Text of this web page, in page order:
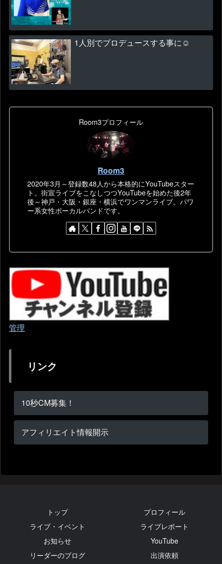
1人別でプロデュースする事に☺
Room3プロフィール
Room3
2020年3月～登録数48人から本格的にYouTubeスター
ト。街宣ライブをこなしつつYouTubeを始めた後2年
後～神戸・大阪・銀座・横浜でワンマンライブ。パワ
ー系女性ボーカルバンドです。
管理
リンク
10秒CM募集！
アフィリエイト情報開示
トップ
プロフィール
ライブ・イベント
ライブレポート
お知らせ
YouTube
リーダーのブログ
出演依頼